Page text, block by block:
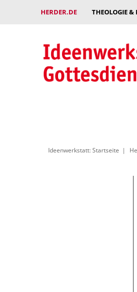
HERDER.DE THEOLOGIE &
Ideenwerkstatt: Startseite